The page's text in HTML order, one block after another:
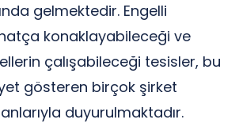
gelmektedir. Engelli
konaklayabileceği ve
çalışabileceği tesisler, bu
gösteren birçok şirket
duyurulmaktadır.